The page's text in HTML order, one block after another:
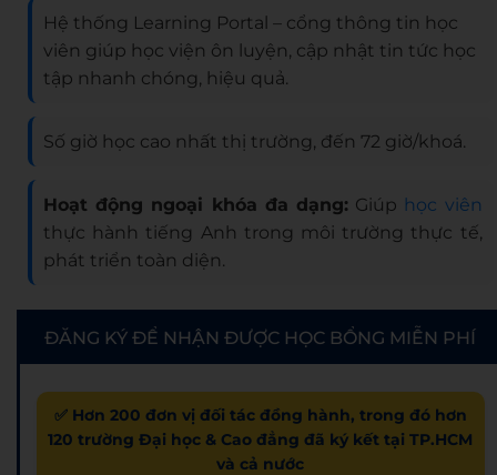
Hệ thống Learning Portal – cổng thông tin học
viên giúp học viện ôn luyện, cập nhật tin tức học
tập nhanh chóng, hiệu quả.
Số giờ học cao nhất thị trường, đến 72 giờ/khoá.
Hoạt động ngoại khóa đa dạng: Giúp học viên
thực hành tiếng Anh trong môi trường thực tế,
phát triển toàn diện.
ĐĂNG KÝ ĐỂ NHẬN ĐƯỢC HỌC BỔNG MIỄN PHÍ
✅ Hơn 200 đơn vị đối tác đồng hành, trong đó hơn
120 trường Đại học & Cao đẳng đã ký kết tại TP.HCM
và cả nước